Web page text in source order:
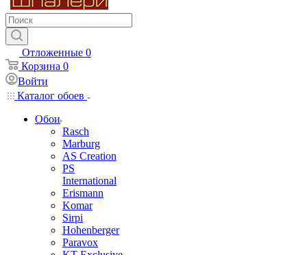
Отложенные 0
Корзина 0
Войти
Каталог обоев
Обои
Rasch
Marburg
AS Creation
PS
International
Erismann
Komar
Sirpi
Hohenberger
Paravox